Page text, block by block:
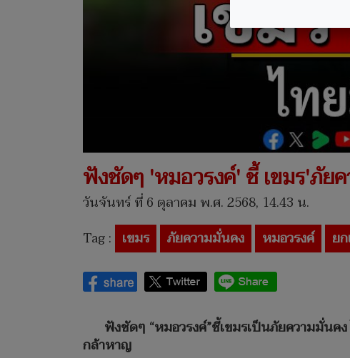
ฟังชัดๆ 'หมอวรงค์' ชี้ เขมร'ภัย
วันจันทร์ ที่ 6 ตุลาคม พ.ศ. 2568, 14.43 น.
Tag : เขมร ภัยความมั่นคง หมอวรงค์ ย
ฟังชัดๆ “หมอวรงค์”ชี้เขมรเป็นภัยความมั่นค
กล้าหาญ